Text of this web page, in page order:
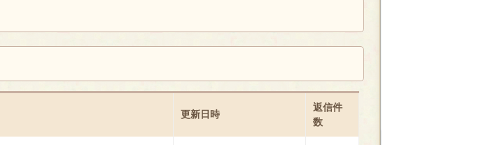
更新日時
返信件
数